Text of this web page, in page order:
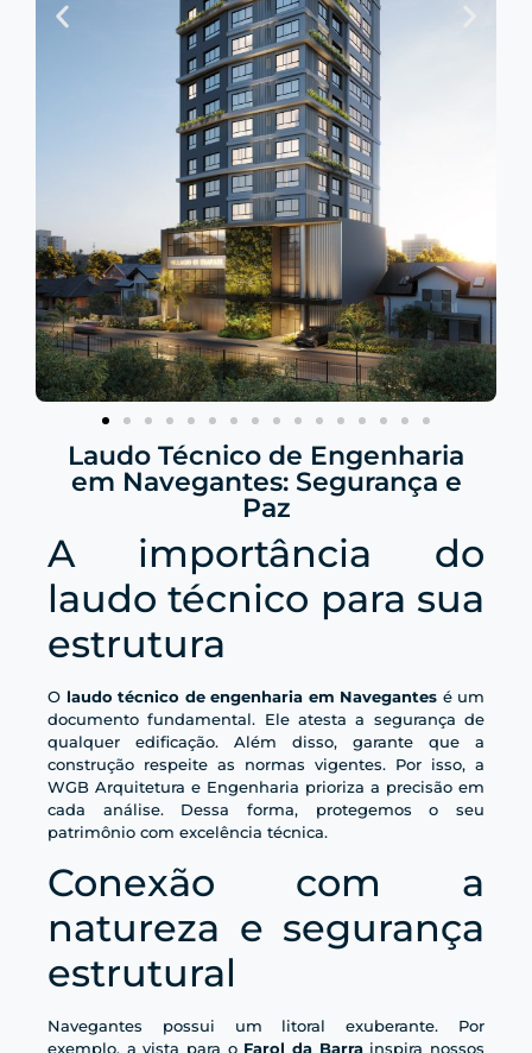
Laudo Técnico de Engenharia
em Navegantes: Segurança e
Paz
A importância do
laudo técnico para sua
estrutura
O laudo técnico de engenharia em Navegantes é um
documento fundamental. Ele atesta a segurança de
qualquer edificação. Além disso, garante que a
construção respeite as normas vigentes. Por isso, a
WGB Arquitetura e Engenharia prioriza a precisão em
cada análise. Dessa forma, protegemos o seu
patrimônio com excelência técnica.
Conexão com a
natureza e segurança
estrutural
Navegantes possui um litoral exuberante. Por
exemplo, a vista para o Farol da Barrainspira nossos